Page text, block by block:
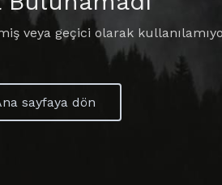
veya geçici olarak
sayfaya dön